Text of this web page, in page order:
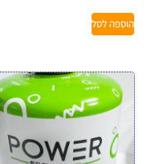
הוספה לסל